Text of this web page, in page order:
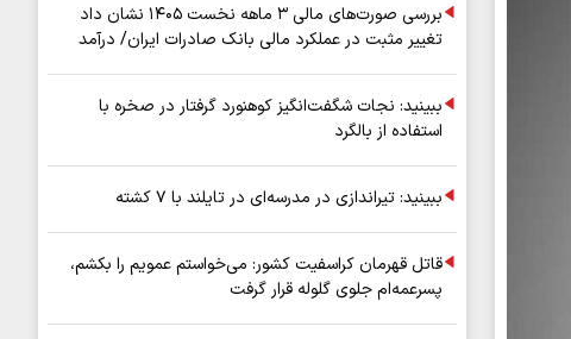
بررسی صورت‌های مالی ۳ ماهه نخست ۱۴۰۵ نشان داد
تغییر مثبت در عملکرد مالی بانک صادرات ایران/ درآمد
ببینید: نجات شگفت‌انگیز کوهنورد گرفتار در صخره با
استفاده از بالگرد
ببینید: تیراندازی در مدرسه‌ای در تایلند با ۷ کشته
قاتل قهرمان کراسفیت کشور: می‌خواستم عمویم را بکشم،
پسرعمه‌ام جلوی گلوله قرار گرفت